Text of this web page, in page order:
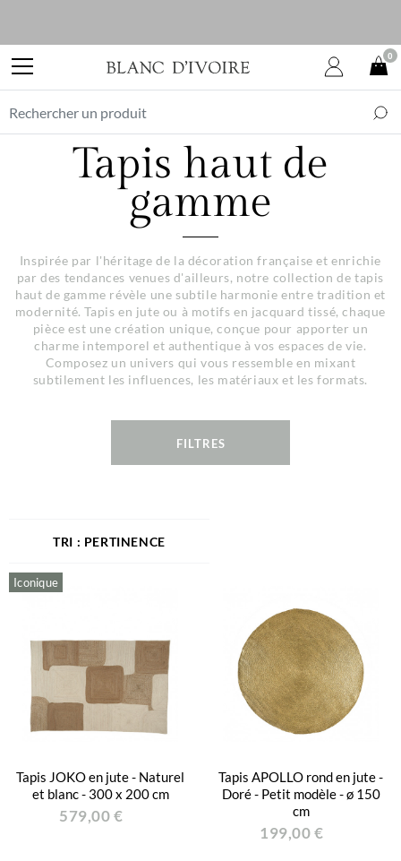
Tapis haut de
gamme
Inspirée par l'héritage de la décoration française et enrichie
par des tendances venues d'ailleurs, notre collection de tapis
haut de gamme révèle une subtile harmonie entre tradition et
modernité. Tapis en jute ou à motifs en jacquard tissé, chaque
pièce est une création unique, conçue pour apporter un
charme intemporel et authentique à vos espaces de vie.
Composez un univers qui vous ressemble en mixant
subtilement les influences, les matériaux et les formats.
FILTRES
PERTINENCE
Iconique
Tapis JOKO en jute - Naturel
et blanc - 300 x 200 cm
579,00 €
Tapis APOLLO rond en jute -
Doré - Petit modèle - ø 150
cm
199,00 €
0